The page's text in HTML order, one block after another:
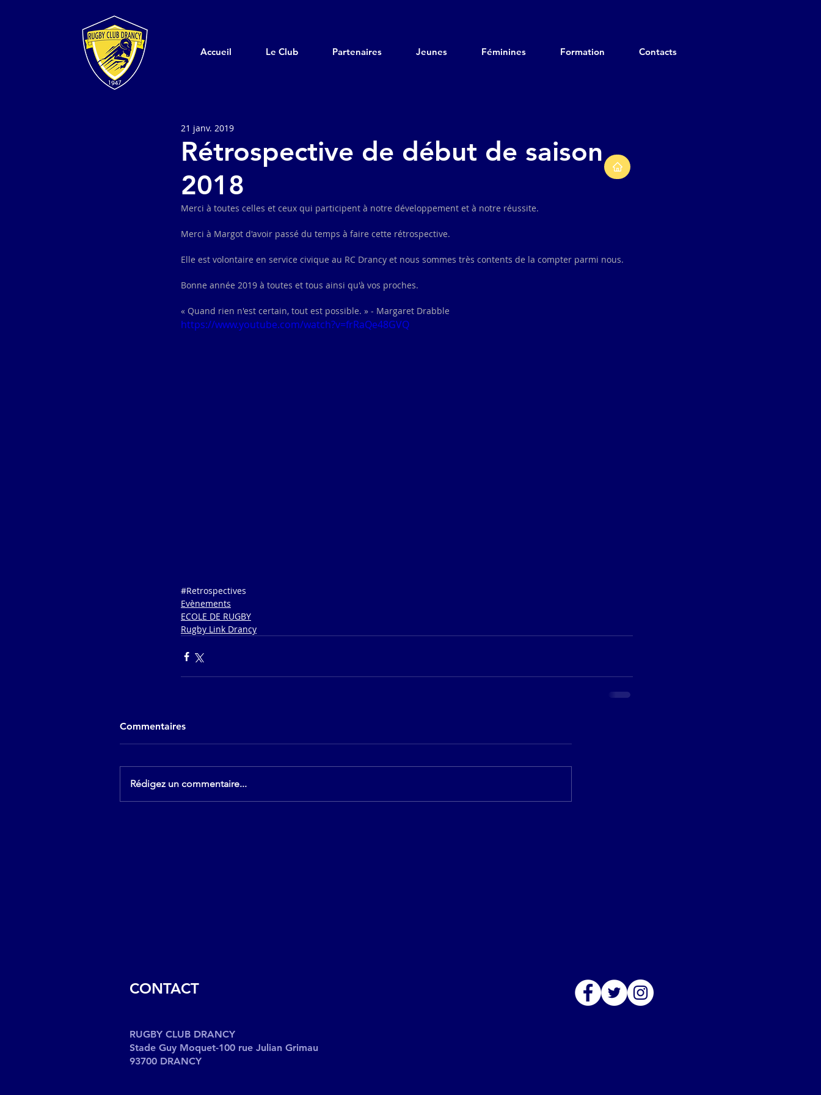
Accueil Le Club Partenaires Jeunes Féminines Formation Contacts
Rétrospective de début de saison
2018
21 janv. 2019
Merci à toutes celles et ceux qui participent à notre développement et à notre réussite.
Merci à Margot d'avoir passé du temps à faire cette rétrospective.
Elle est volontaire en service civique au RC Drancy et nous sommes très contents de la compter parmi nous.
Bonne année 2019 à toutes et tous ainsi qu'à vos proches.
« Quand rien n'est certain, tout est possible. » - Margaret Drabble
https://www.youtube.com/watch?v=frRaQe48GVQ
#Retrospectives
Evènements
ECOLE DE RUGBY
Rugby Link Drancy
Commentaires
Rédigez un commentaire...
CONTACT
RUGBY CLUB DRANCY
Stade Guy Moquet-100 rue Julian Grimau
93700 DRANCY